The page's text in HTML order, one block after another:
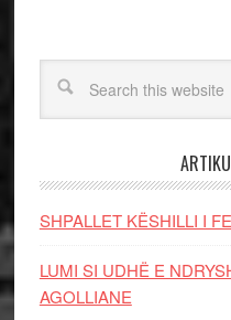
SHPALLET KËSHILLI I
LUMI SI UDHË E
AGOLLIANE